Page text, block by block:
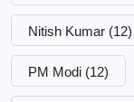
Nitish Kumar (12)
PM Modi (12)